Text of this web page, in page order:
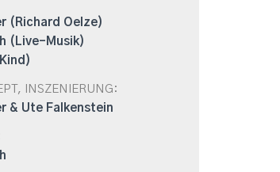
(Richard Oelze)
(Live-Musik)
INSZENIERUNG:
& Ute Falkenstein